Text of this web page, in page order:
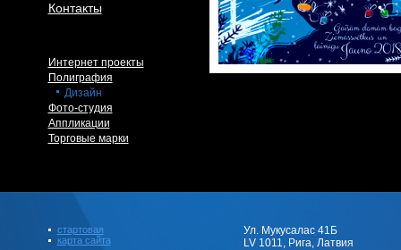
Контакты
Интернет проекты
Полиграфия
Дизайн
Фото-студия
Аппликации
Торговые марки
стартовая
карта сайта
Ул. Мукусалас 41Б
LV 1011, Рига, Латвия